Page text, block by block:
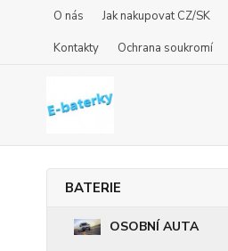
O nás Jak nakupovat CZ/SK
Kontakty
Ochrana soukromí
BATERIE
OSOBNÍ AUTA